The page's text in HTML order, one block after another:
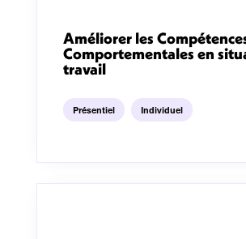
Améliorer les
Comportementales en
travail
Présentiel Individuel